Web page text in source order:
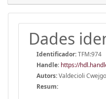
Dades
Identificador:TFM:974
Handle: https://
Autors:Valdecioli
Resum: